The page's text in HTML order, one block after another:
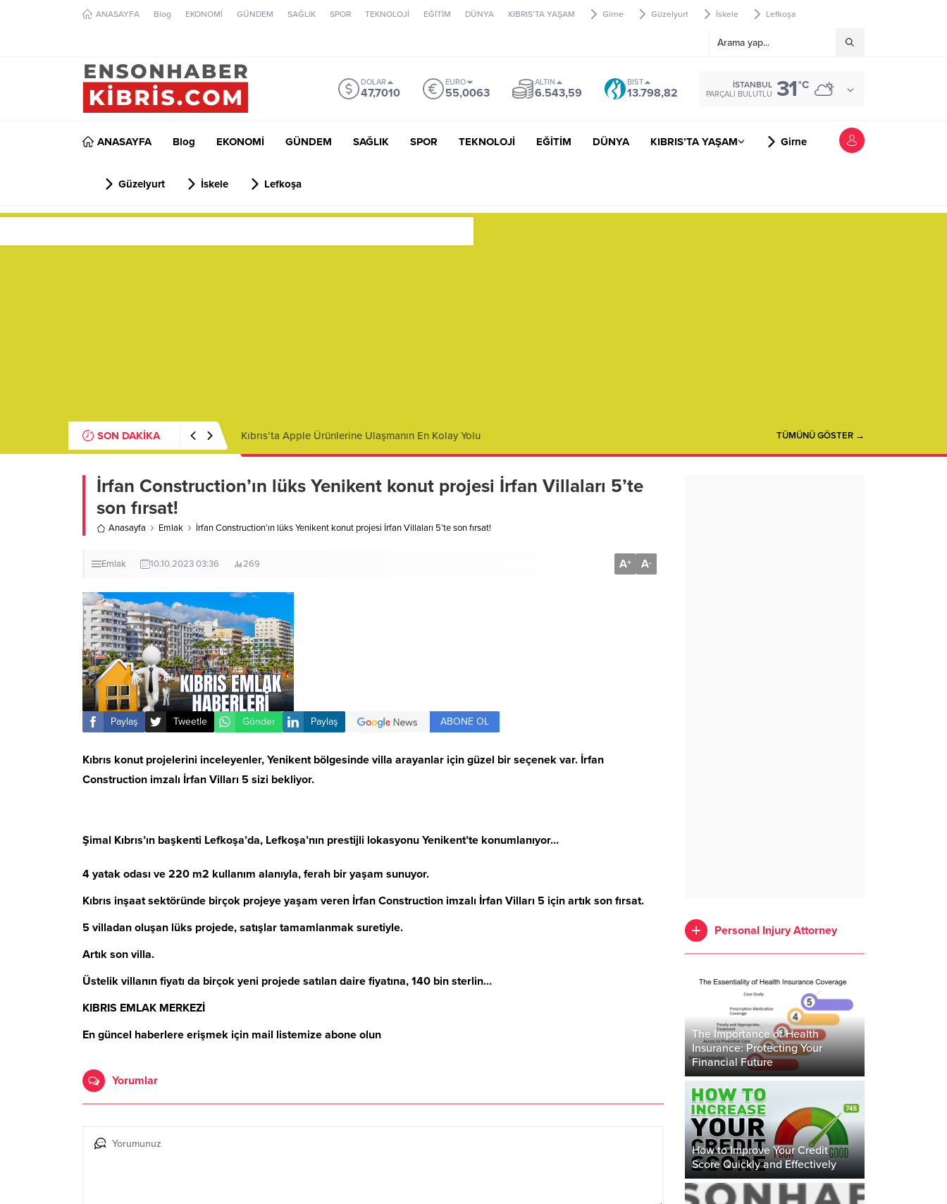
ANASAYFA Blog EKONOMİ GÜNDEM SAĞLIK SPOR TEKNOLOJİ EĞİTİM DÜNYA KIBRIS’TA YAŞAM Girne Güzelyurt İskele Lefkoşa
DOLAR
47,7010
EURO
55,0063
ALTIN
6.543,59
BIST
13.798,82
İSTANBUL
PARÇALI BULUTLU 31°C
ANASAYFA Blog EKONOMİ GÜNDEM SAĞLIK SPOR TEKNOLOJİ EĞİTİM DÜNYA KIBRIS’TA YAŞAM Girne
Güzelyurt İskele Lefkoşa
SON DAKİKA The Importance of Health Insurance: Protecting Your Financial Future TÜMÜNÜ GÖSTER →
İrfan Construction’ın lüks Yenikent konut projesi İrfan Villaları 5’te
son fırsat!
Anasayfa Emlak İrfan Construction’ın lüks Yenikent konut projesi İrfan Villaları 5’te son fırsat!
Emlak 10.10.2023 03:36 269 A+ A-
Paylaş Tweetle Gönder Paylaş ABONE OL
Kıbrıs konut projelerini inceleyenler, Yenikent bölgesinde villa arayanlar için güzel bir seçenek var. İrfan
Construction imzalı İrfan Vilları 5 sizi bekliyor.
Şimal Kıbrıs’ın başkenti Lefkoşa’da, Lefkoşa’nın prestijli lokasyonu Yenikent’te konumlanıyor…
4 yatak odası ve 220 m2 kullanım alanıyla, ferah bir yaşam sunuyor.
Kıbrıs inşaat sektöründe birçok projeye yaşam veren İrfan Construction imzalı İrfan Vilları 5 için artık son fırsat.
5 villadan oluşan lüks projede, satışlar tamamlanmak suretiyle.
Artık son villa.
Üstelik villanın fiyatı da birçok yeni projede satılan daire fiyatına, 140 bin sterlin…
KIBRIS EMLAK MERKEZİ
En güncel haberlere erişmek için mail listemize abone olun
Yorumlar
Personal Injury Attorney
The Importance of Health
Insurance: Protecting Your
Financial Future
How to Improve Your Credit
Score Quickly and Effectively